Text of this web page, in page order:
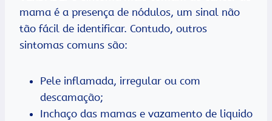
mama é a presença de nódulos, um sinal não
tão fácil de identificar. Contudo, outros
sintomas comuns são:
Pele inflamada, irregular ou com
descamação;
Inchaço das mamas e vazamento de liquido